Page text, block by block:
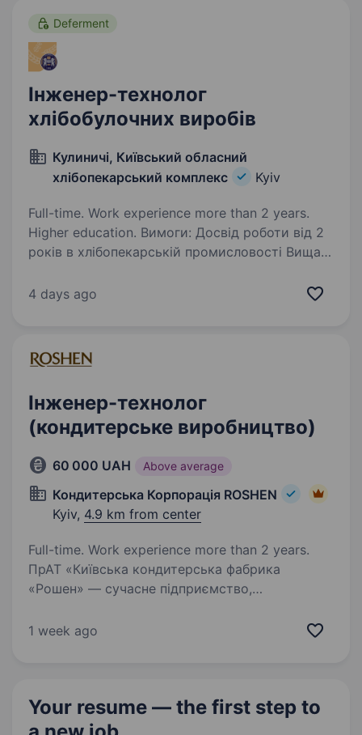
Deferment
Інженер-технолог
хлібобулочних виробів
Кулиничі, Київський обласний
хлібопекарський комплекс
Kyiv
Full-time. Work experience more than 2 years.
Higher education. Вимоги: Досвід роботи від 2
років в хлібопекарській промисловості Вища
технічною докуметацією Знання ПК Знання
4 days ago
Інженер-технолог
(кондитерське виробництво)
60 000 UAH Above average
Кондитерська Корпорація ROSHEN
Kyiv, 4.9 km from center
Full-time. Work experience more than 2 years.
ПрАТ «Київська кондитерська фабрика
«Рошен» — сучасне підприємство,
високоякісних кондитерських виробів.
1 week ago
Your resume — the first step to